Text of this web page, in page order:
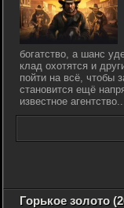
богатство, а шанс
клад охотятся и
пойти на всё, чтобы
становится ещё
известное
Горькое золото